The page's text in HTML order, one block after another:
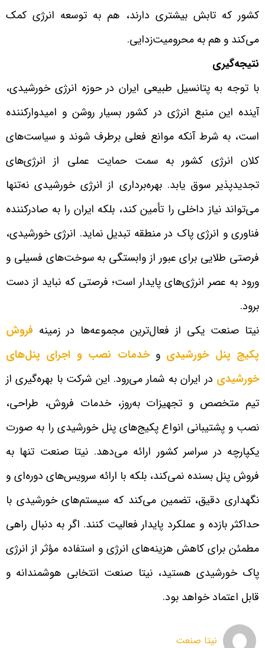
کشور که تابش بیشتری دارند، هم به توسعه انرژی کمک
می‌کند و هم به محرومیت‌زدایی.
نتیجه‌گیری
با توجه به پتانسیل طبیعی ایران در حوزه انرژی خورشیدی،
آینده این منبع انرژی در کشور بسیار روشن و امیدوارکننده
است، به شرط آنکه موانع فعلی برطرف شوند و سیاست‌های
کلان انرژی کشور به سمت حمایت عملی از انرژی‌های
تجدیدپذیر سوق یابد. بهره‌برداری از انرژی خورشیدی نه‌تنها
می‌تواند نیاز داخلی را تأمین کند، بلکه ایران را به صادرکننده
فناوری و انرژی پاک در منطقه تبدیل نماید. انرژی خورشیدی،
فرصتی طلایی برای عبور از وابستگی به سوخت‌های فسیلی و
ورود به عصر انرژی‌های پایدار است؛ فرصتی که نباید از دست
برود.
نیتا صنعت یکی از فعال‌ترین مجموعه‌ها در زمینه فروش
پکیج پنل خورشیدی وخدمات نصب و اجرای پنل‌های
خورشیدی در ایران به شمار می‌رود. این شرکت با بهره‌گیری از
تیم متخصص و تجهیزات به‌روز، خدمات فروش، طراحی،
نصب و پشتیبانی انواع پکیج‌های پنل خورشیدی را به صورت
یکپارچه در سراسر کشور ارائه می‌دهد. نیتا صنعت تنها به
فروش پنل بسنده نمی‌کند، بلکه با ارائه سرویس‌های دوره‌ای و
نگهداری دقیق، تضمین می‌کند که سیستم‌های خورشیدی با
حداکثر بازده و عملکرد پایدار فعالیت کنند. اگر به دنبال راهی
مطمئن برای کاهش هزینه‌های انرژی و استفاده مؤثر از انرژی
پاک خورشیدی هستید، نیتا صنعت انتخابی هوشمندانه و
قابل اعتماد خواهد بود.
نیتا صنعت